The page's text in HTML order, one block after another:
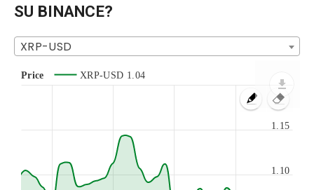
SU BINANCE?
XRP-USD
Price XRP-USD 1.04
1.10
1.15